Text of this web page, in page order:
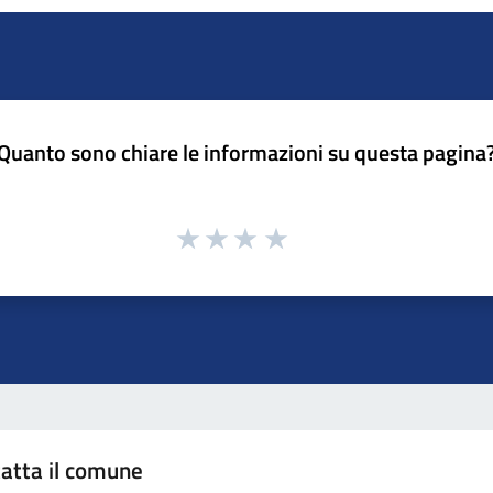
sono chiare le informazioni su questa
il comune